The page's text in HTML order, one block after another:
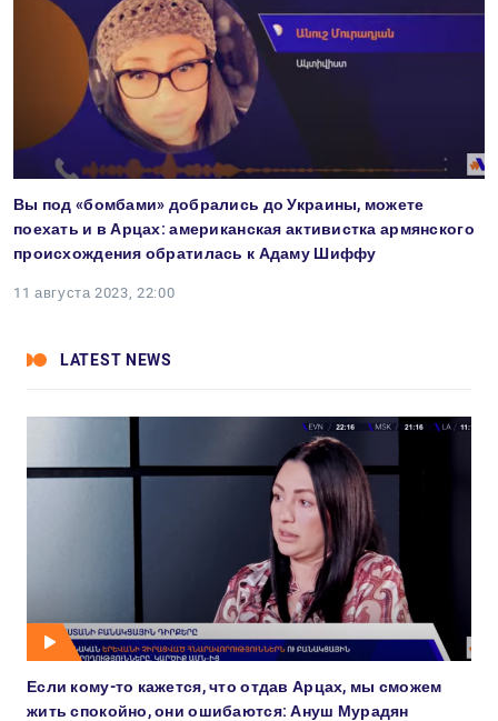
Вы под «бомбами» добрались до Украины, можете
поехать и в Арцах: американская активистка армянского
происхождения обратилась к Адаму Шиффу
11 августа 2023, 22:00
LATEST NEWS
Если кому-то кажется, что отдав Арцах, мы сможем
жить спокойно, они ошибаются: Ануш Мурадян